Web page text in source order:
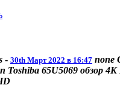
- 30th Март 2022 в 16:47 none
Toshiba 65U5069 обзор